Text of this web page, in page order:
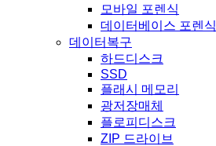
모바일 포렌식
데이터베이스 포렌식
데이터복구
하드디스크
SSD
플래시 메모리
광저장매체
플로피디스크
ZIP 드라이브